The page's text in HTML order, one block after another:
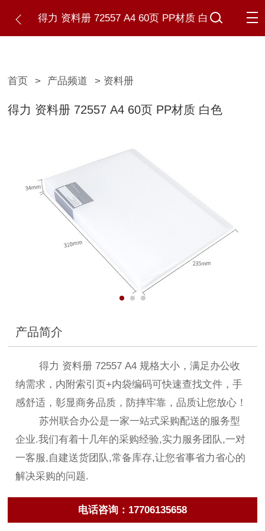
得力 资料册 72557 A4 60页 PP材质 白
首页 > 产品频道 > 资料册
得力 资料册 72557 A4 60页 PP材质 白色
产品简介
得力 资料册 72557 A4 规格大小，满足办公收
纳需求，内附索引页+内袋编码可快速查找文件，手
感舒适，彰显商务品质，防摔牢靠，品质让您放心！
苏州联合办公是一家一站式采购配送的服务型
企业.我们有着十几年的采购经验,实力服务团队,一对
一客服,自建送货团队,常备库存,让您省事省力省心的
解决采购的问题.
电话咨询：17706135658